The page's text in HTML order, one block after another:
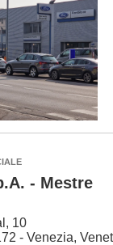
- Mestre
10
- Venezia,